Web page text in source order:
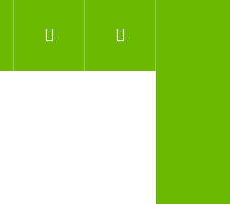
Přihlášení